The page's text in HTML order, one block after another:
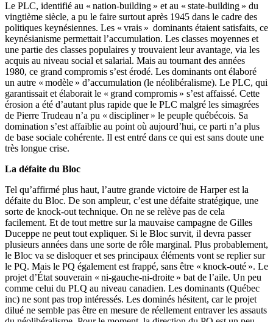
Le PLC, identifié au « nation-building » et au « state-building » du
vingtième siècle, a pu le faire surtout après 1945 dans le cadre des
politiques keynésiennes. Les « vrais » dominants étaient satisfaits, ce
keynésianisme permettait l’accumulation. Les classes moyennes et
une partie des classes populaires y trouvaient leur avantage, via les
acquis au niveau social et salarial. Mais au tournant des années
1980, ce grand compromis s’est érodé. Les dominants ont élaboré
un autre « modèle » d’accumulation (le néolibéralisme). Le PLC, qui
garantissait et élaborait le « grand compromis » s’est affaissé. Cette
érosion a été d’autant plus rapide que le PLC malgré les simagrées
de Pierre Trudeau n’a pu « discipliner » le peuple québécois. Sa
domination s’est affaiblie au point où aujourd’hui, ce parti n’a plus
de base sociale cohérente. Il est entré dans ce qui est sans doute une
très longue crise.
La défaite du Bloc
Tel qu’affirmé plus haut, l’autre grande victoire de Harper est la
défaite du Bloc. De son ampleur, c’est une défaite stratégique, une
sorte de knock-out technique. On ne se relève pas de cela
facilement. Et de tout mettre sur la mauvaise campagne de Gilles
Duceppe ne peut tout expliquer. Si le Bloc survit, il devra passer
plusieurs années dans une sorte de rôle marginal. Plus probablement,
le Bloc va se disloquer et ses principaux éléments vont se replier sur
le PQ. Mais le PQ également est frappé, sans être « knock-outé ». Le
projet d’État souverain « ni-gauche-ni-droite » bat de l’aile. Un peu
comme celui du PLQ au niveau canadien. Les dominants (Québec
inc) ne sont pas trop intéressés. Les dominés hésitent, car le projet
dilué ne semble pas être en mesure de réellement entraver les assauts